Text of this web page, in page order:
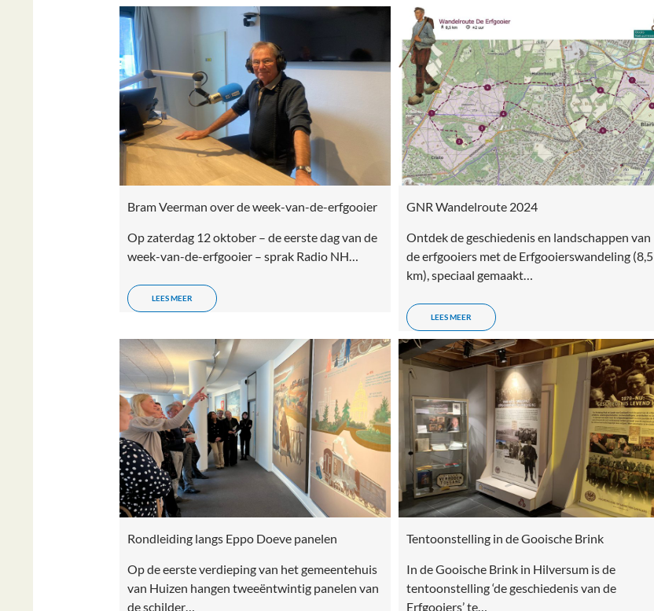
Bram Veerman over de week-van-de-erfgooier
Op zaterdag 12 oktober – de eerste dag van de
week-van-de-erfgooier – sprak Radio NH…
LEES MEER
GNR Wandelroute 2024
Ontdek de geschiedenis en landschappen van
de erfgooiers met de Erfgooierswandeling (8,5
km), speciaal gemaakt…
LEES MEER
Rondleiding langs Eppo Doeve panelen
Op de eerste verdieping van het gemeentehuis
van Huizen hangen tweeëntwintig panelen van
de schilder…
Tentoonstelling in de Gooische Brink
In de Gooische Brink in Hilversum is de
tentoonstelling ‘de geschiedenis van de
Erfgooiers’ te…